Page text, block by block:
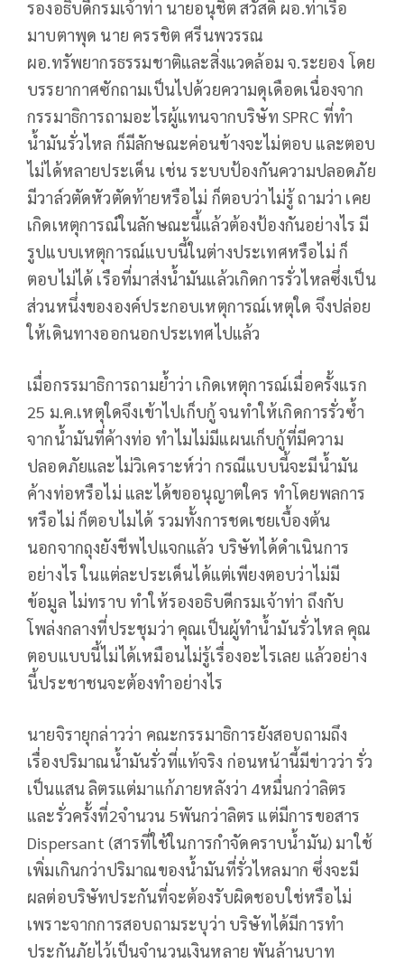
รองอธิบดีกรมเจ้าท่า นายอนุชิต สวัสดิ์ ผอ.ท่าเรือ
มาบตาพุด นาย ครรชิต ศรีนพวรรณ
ผอ.ทรัพยากรธรรมชาติและสิ่งแวดล้อม จ.ระยอง โดย
บรรยากาศซักถามเป็นไปด้วยความดุเดือดเนื่องจาก
กรรมาธิการถามอะไรผู้แทนจากบริษัท​ SPRC​ ที่ทำ
น้ำมันรั่วไหล ก็มีลักษณะค่อนข้างจะไม่ตอบ และตอบ
ไม่ได้หลายประเด็น ​เช่น ระบบป้องกันความปลอดภัย
มีวาล์วตัดหัวตัดท้ายหรือไม่ ก็ตอบว่าไม่รู้ ถามว่า เคย
เกิดเหตุการณ์ในลักษณะนี้แล้วต้องป้องกันอย่างไร​ มี
รูปแบบเหตุการณ์แบบนี้ในต่างประเทศหรือไม่ ก็
ตอบไม่ได้ เรือที่มาส่งน้ำมันแล้วเกิดการรั่วไหลซึ่งเป็น
ส่วนหนึ่งขององค์ประกอบเหตุการณ์เหตุใด จึงปล่อย
ให้เดินทางออกนอกประเทศไปแล้ว
เมื่อกรรมาธิการถามย้ำว่า เกิดเหตุการณ์เมื่อครั้งแรก
25 ม.ค.เหตุใดจึงเข้าไปเก็บกู้ จนทำให้เกิดการรั่วซ้ำ
จากน้ำมันที่ค้างท่อ ทำไมไม่มีแผนเก็บกู้ที่มีความ
ปลอดภัยและไม่วิเคราะห์ว่า กรณีแบบนี้จะมีน้ำมัน
ค้างท่อหรือไม่ และได้ขออนุญาตใคร​ ทำโดยพลการ
หรือไม่ ก็ตอบไมได้​ รวมทั้งการชดเชยเบื้องต้น
นอกจากถุงยังชีพไปแจกแล้ว บริษัทได้ดำเนินการ
อย่างไร ในแต่ละประเด็นได้แต่เพียงตอบว่าไม่มี
ข้อมูล ไม่ทราบ ทำให้รองอธิบดีกรมเจ้าท่า ถึงกับ
โพล่งกลางที่ประชุมว่า คุณเป็นผู้ทำน้ำมันรั่วไหล คุณ
ตอบแบบนี้ไม่ได้เหมือนไม่รู้เรื่องอะไรเลย แล้วอย่าง
นี้ประชาชนจะต้องทำอย่างไร
นายจิรายุกล่าวว่า คณะกรรมาธิการยังสอบถามถึง
เรื่องปริมาณน้ำมันรั่วที่แท้จริง ก่อนหน้านี้มีข่าวว่า รั่ว
เป็นแสน ลิตรแต่มาแก้ภายหลังว่า 4หมื่นกว่าลิตร
และรั่วครั้งที่2จำนวน 5พันกว่าลิตร แต่มีการขอสาร
Dispersant (สารที่ใช้ในการกำจัดคราบน้ำมัน) มาใช้
เพิ่มเกินกว่าปริมาณของน้ำมันที่รั่วไหลมาก ซึ่งจะมี
ผลต่อบริษัทประกันที่จะต้องรับผิดชอบใช่หรือไม่
เพราะจากการสอบถามระบุว่า บริษัทได้มีการทำ
ประกันภัยไว้เป็นจำนวนเงินหลาย พันล้านบาท